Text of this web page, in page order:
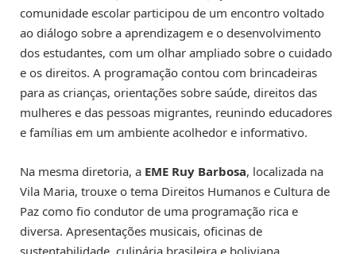
comunidade escolar participou de um encontro voltado
ao diálogo sobre a aprendizagem e o desenvolvimento
dos estudantes, com um olhar ampliado sobre o cuidado
e os direitos. A programação contou com brincadeiras
para as crianças, orientações sobre saúde, direitos das
mulheres e das pessoas migrantes, reunindo educadores
e famílias em um ambiente acolhedor e informativo.
Na mesma diretoria, a EME Ruy Barbosa, localizada na
Vila Maria, trouxe o tema Direitos Humanos e Cultura de
Paz como fio condutor de uma programação rica e
diversa. Apresentações musicais, oficinas de
sustentabilidade, culinária brasileira e boliviana,